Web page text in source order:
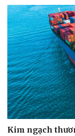
Kim ngạch